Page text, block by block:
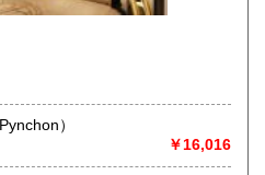
Pynchon）
￥16,016